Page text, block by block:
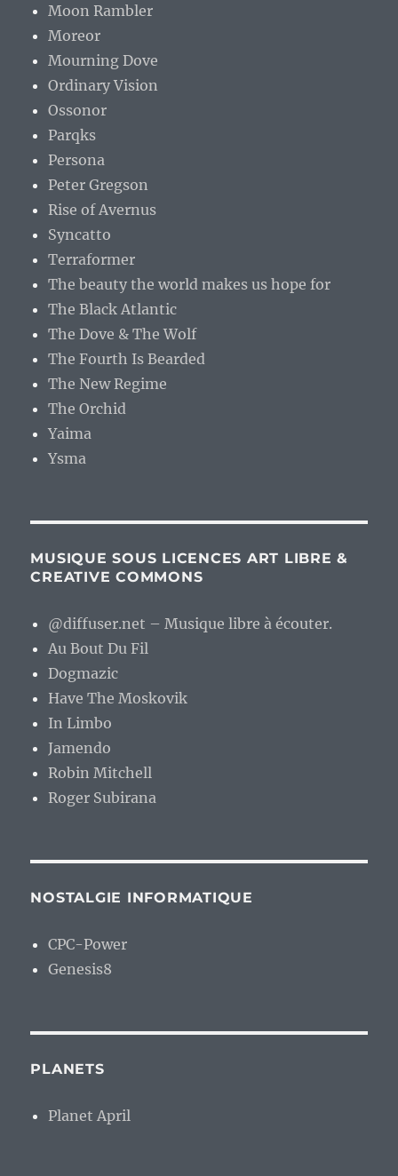
Moon Rambler
Moreor
Mourning Dove
Ordinary Vision
Ossonor
Parqks
Persona
Peter Gregson
Rise of Avernus
Syncatto
Terraformer
The beauty the world makes us hope for
The Black Atlantic
The Dove & The Wolf
The Fourth Is Bearded
The New Regime
The Orchid
Yaima
Ysma
MUSIQUE SOUS LICENCES ART LIBRE &
CREATIVE COMMONS
@diffuser.net – Musique libre à écouter.
Au Bout Du Fil
Dogmazic
Have The Moskovik
In Limbo
Jamendo
Robin Mitchell
Roger Subirana
NOSTALGIE INFORMATIQUE
CPC-Power
Genesis8
PLANETS
Planet April